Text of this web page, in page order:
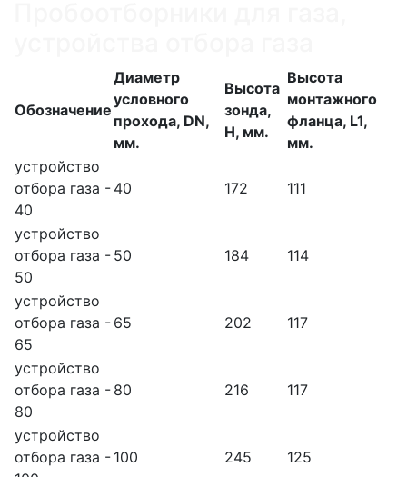
Обозначение
Диаметр
условного
прохода, DN,
мм.
Высота
зонда,
Н, мм.
Высота
монтажного
фланца, L1,
мм.
устройство
отбора газа -
40
40 172 111
устройство
отбора газа -
50
50 184 114
устройство
отбора газа -
65
65 202 117
устройство
отбора газа -
80
80 216 117
устройство
отбора газа - 100 245 125